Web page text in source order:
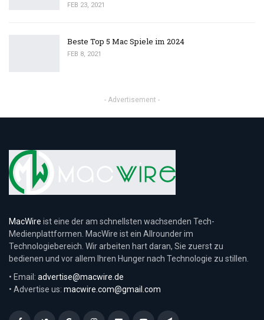
FEB 23, 2021
Beste Top 5 Mac Spiele im 2024
FEB 8, 2021
- Advertisement -
MacWire ist eine der am schnellsten wachsenden Tech-
Medienplattformen. MacWire ist ein Allrounder im
Technologiebereich. Wir arbeiten hart daran, Sie zuerst zu
bedienen und vor allem Ihren Hunger nach Technologie zu stillen.
• Email: advertise@macwire.de
• Advertise us: macwire.com@gmail.com